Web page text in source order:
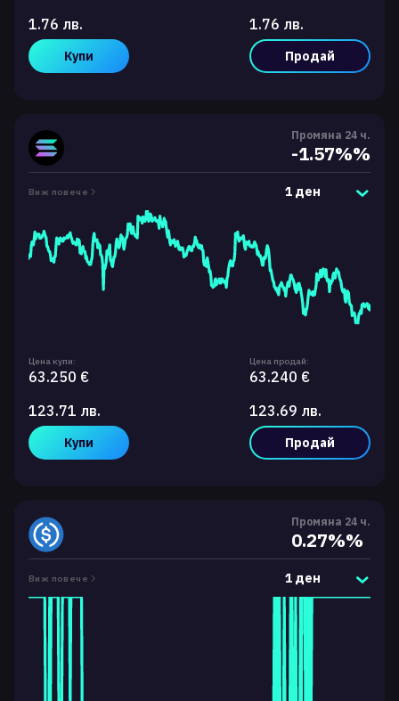
1.76 лв.
Купи
1.76 лв.
Продай
Промяна 24 ч.
-1.57%%
Виж повече 1 ден
Цена купи:
63.250 €
123.71 лв.
Купи
Цена продай:
63.240 €
123.69 лв.
Продай
Промяна 24 ч.
0.27%%
Виж повече 1 ден